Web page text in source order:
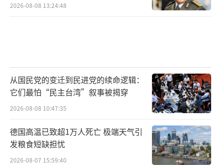
2026-08-08 13:24:48
从国民党的变迁到民进党的续命逻辑：
它们最怕“民主台湾”叙事被揭穿
2026-08-08 10:47:35
德国高温已致超1万人死亡 极端天气引
发粮食短缺担忧
2026-08-07 15:59:40